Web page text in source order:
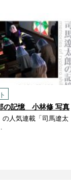
の記憶 小林修 写真
人気連載「司馬遼󠄁太